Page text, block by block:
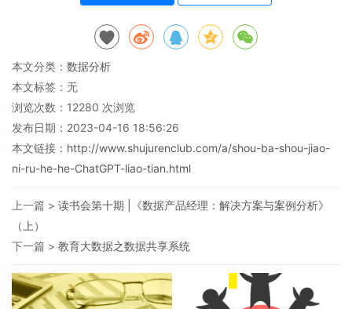
本文分类： 数据分析
本文标签：无
浏览次数： 12280 次浏览
发布日期：2023-04-16 18:56:26
本文链接： http://www.shujurenclub.com/a/shou-ba-shou-jiao-
ni-ru-he-he-ChatGPT-liao-tian.html
上一篇 > 读书会第十期 |《数据产品经理：解决方案与案例分析》
（上）
下一篇 > 教育大数据之数据共享系统